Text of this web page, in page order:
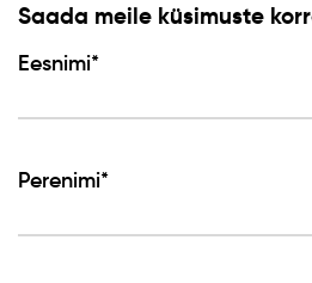
Saada meile küsimuste
Eesnimi*
Perenimi*